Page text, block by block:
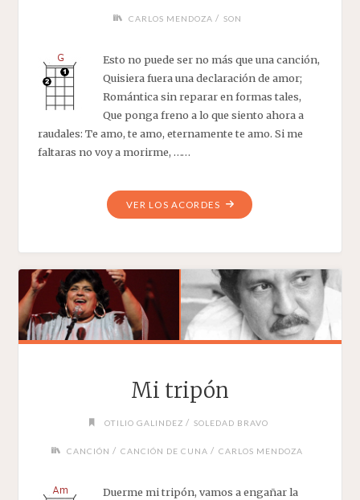
CARLOS MENDOZA / SON
Esto no puede ser no más que una canción,
Quisiera fuera una declaración de amor;
Romántica sin reparar en formas tales,
Que ponga freno a lo que siento ahora a
raudales: Te amo, te amo, eternamente te amo. Si me
faltaras no voy a morirme, ……
VER LOS ACORDES"YOLANDA"
Mi tripón
OTILIO GALINDEZ / SOLEDAD BRAVO
CANCIÓN / CANCIÓN DE CUNA / CARLOS MENDOZA
Duerme mi tripón, vamos a engañar la